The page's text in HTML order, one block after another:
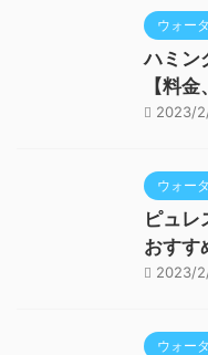
ウォー
ハミン
【料
2023/
ウォー
ピュレ
おすす
2023/
ウォー